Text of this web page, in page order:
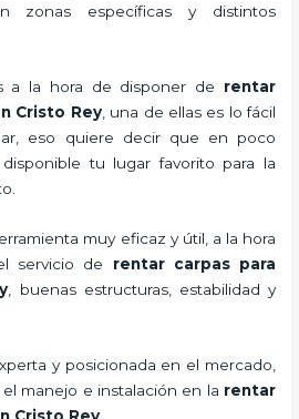
zonas específicas y distintos
a la hora de disponer de rentar
Cristo Rey, una de ellas es lo fácil
eso quiere decir que en poco
tu lugar favorito para la
muy eficaz y útil, a la hora
servicio de rentar carpas para
, buenas estructuras, estabilidad y
y posicionada en el mercado,
manejo e instalación en la rentar
Cristo Rey